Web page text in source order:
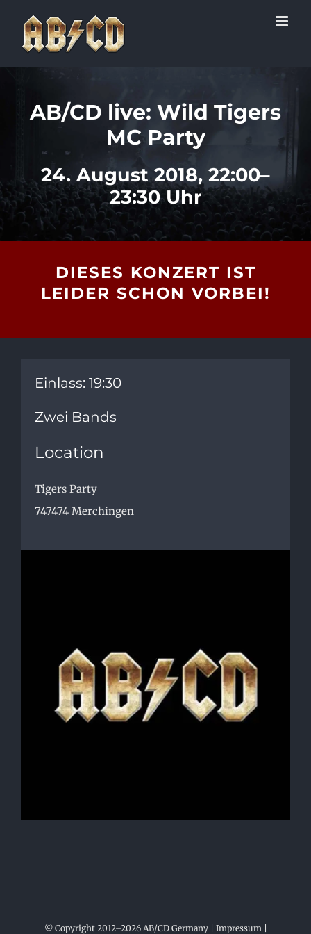
Inhalt
springen
AB/CD live: Wild Tigers
MC Party
24. August 2018, 22:00–
23:30 Uhr
DIESES KONZERT IST
LEIDER SCHON VORBEI!
Einlass: 19:30
Zwei Bands
Location
Tigers Party
747474 Merchingen
© Copyright 2012–2026 AB/CD Germany | Impressum|